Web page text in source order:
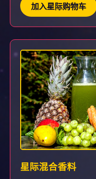
加入星际购物车
星际混合香料